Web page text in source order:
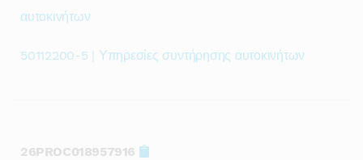
αυτοκινήτων
50112200-5 | Υπηρεσίες συντήρησης αυτοκινήτων
26PROC018957916